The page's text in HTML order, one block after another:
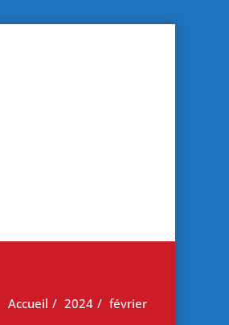
Accueil 2024 février